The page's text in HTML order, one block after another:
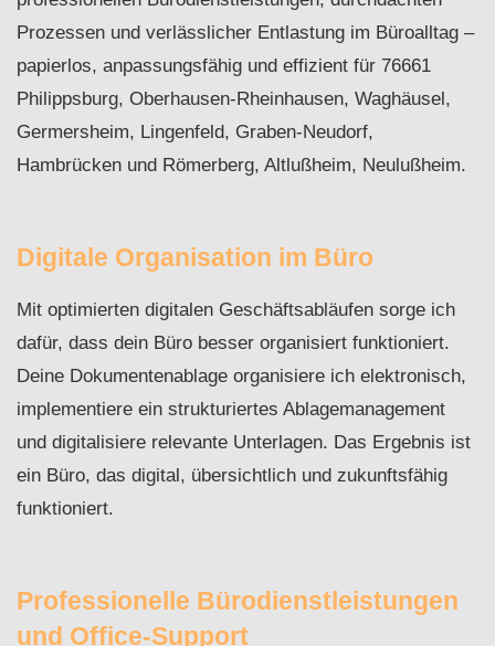
Prozessen und verlässlicher Entlastung im Büroalltag –
papierlos, anpassungsfähig und effizient für 76661
Philippsburg, Oberhausen-Rheinhausen, Waghäusel,
Germersheim, Lingenfeld, Graben-Neudorf,
Hambrücken und Römerberg, Altlußheim, Neulußheim.
Digitale Organisation im Büro
Mit optimierten digitalen Geschäftsabläufen sorge ich
dafür, dass dein Büro besser organisiert funktioniert.
Deine Dokumentenablage organisiere ich elektronisch,
implementiere ein strukturiertes Ablagemanagement
und digitalisiere relevante Unterlagen. Das Ergebnis ist
ein Büro, das digital, übersichtlich und zukunftsfähig
funktioniert.
Professionelle Bürodienstleistungen
und Office-Support